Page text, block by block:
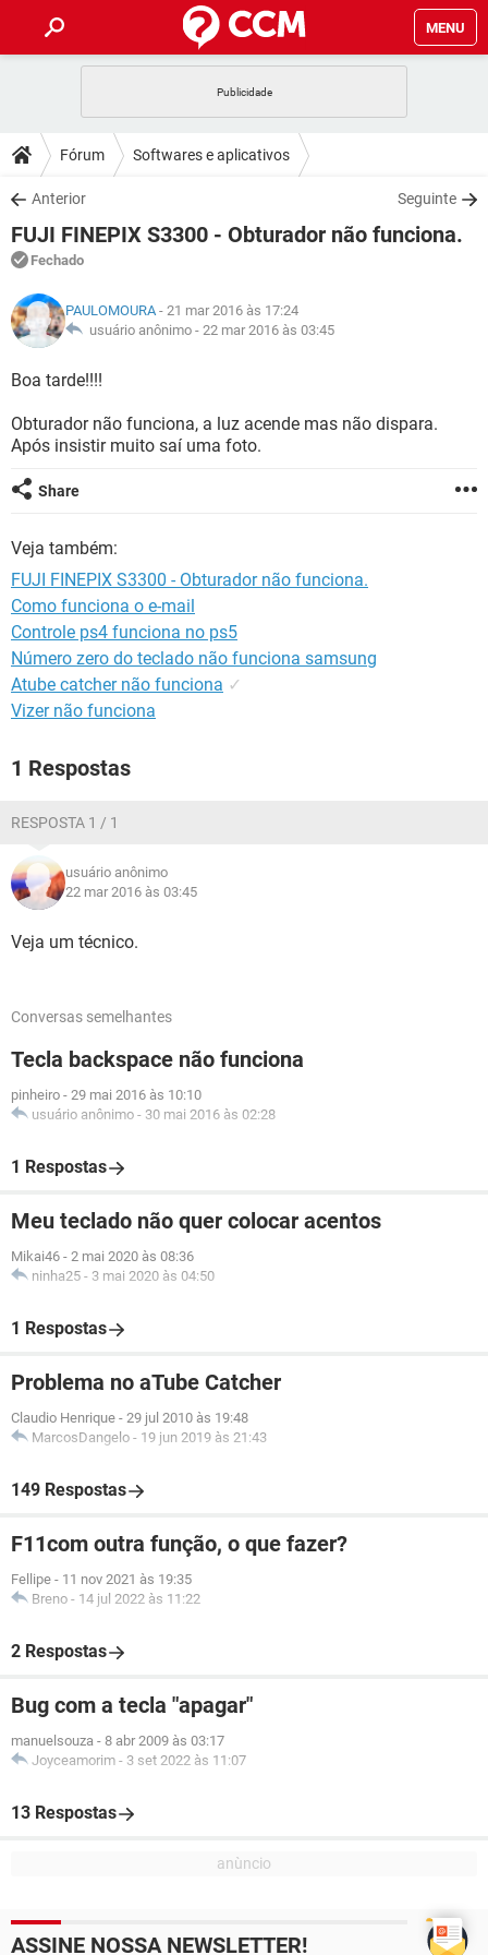
MENU
CELULAR FACEBOOK
OUTLOOK
INSTAGRAM GMAIL
GUIA DE COMPRAS
DICAS
JOGOS WHATSAPP
OUTLOOK
INSTAGRAM
GUIA DE COMPRAS
DOWNLOADS
JOGOS WHATSAPP
CELULAR
OUTLOOK EXCEL
INSTAGRAM
GUIA DE COMPRAS
FÓRUM
JOGOS
CELULAR FACEBOOK
GUIA DE COMPRAS
GLOSSÁRIO
JOGOS
CELULAR
OUTLOOK EXCEL
INSTAGRAM
GUIA DE COMPRAS
Fórum Softwares e aplicativos
Anterior Seguinte
FUJI FINEPIX S3300 - Obturador não funciona.
Fechado
PAULOMOURA- 21 mar 2016 às 17:24
usuário anônimo - 22 mar 2016 às 03:45
Boa tarde!!!!
Obturador não funciona, a luz acende mas não dispara.
Após insistir muito saí uma foto.
Share
Veja também:
FUJI FINEPIX S3300 - Obturador não funciona.
Como funciona o e-mail
Controle ps4 funciona no ps5
Número zero do teclado não funciona samsung
Atube catcher não funciona ✓
Vizer não funciona
1 Respostas
RESPOSTA 1 / 1
usuário anônimo
22 mar 2016 às 03:45
Veja um técnico.
Conversas semelhantes
Tecla backspace não funciona
pinheiro - 29 mai 2016 às 10:10
usuário anônimo - 30 mai 2016 às 02:28
1 Respostas
Meu teclado não quer colocar acentos
Mikai46 - 2 mai 2020 às 08:36
ninha25 - 3 mai 2020 às 04:50
1 Respostas
Problema no aTube Catcher
Claudio Henrique - 29 jul 2010 às 19:48
MarcosDangelo - 19 jun 2019 às 21:43
149 Respostas
F11com outra função, o que fazer?
Fellipe - 11 nov 2021 às 19:35
Breno - 14 jul 2022 às 11:22
2 Respostas
Bug com a tecla "apagar"
manuelsouza - 8 abr 2009 às 03:17
Joyceamorim - 3 set 2022 às 11:07
13 Respostas
ASSINE NOSSA NEWSLETTER!